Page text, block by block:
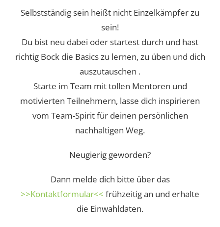
Selbstständig sein heißt nicht Einzelkämpfer zu
sein!
Du bist neu dabei oder startest durch und hast
richtig Bock die Basics zu lernen, zu üben und dich
auszutauschen .
Starte im Team mit tollen Mentoren und
motivierten Teilnehmern, lasse dich inspirieren
vom Team-Spirit für deinen persönlichen
nachhaltigen Weg.
Neugierig geworden?
Dann melde dich bitte über das
>>Kontaktformular<< frühzeitig an und erhalte
die Einwahldaten.